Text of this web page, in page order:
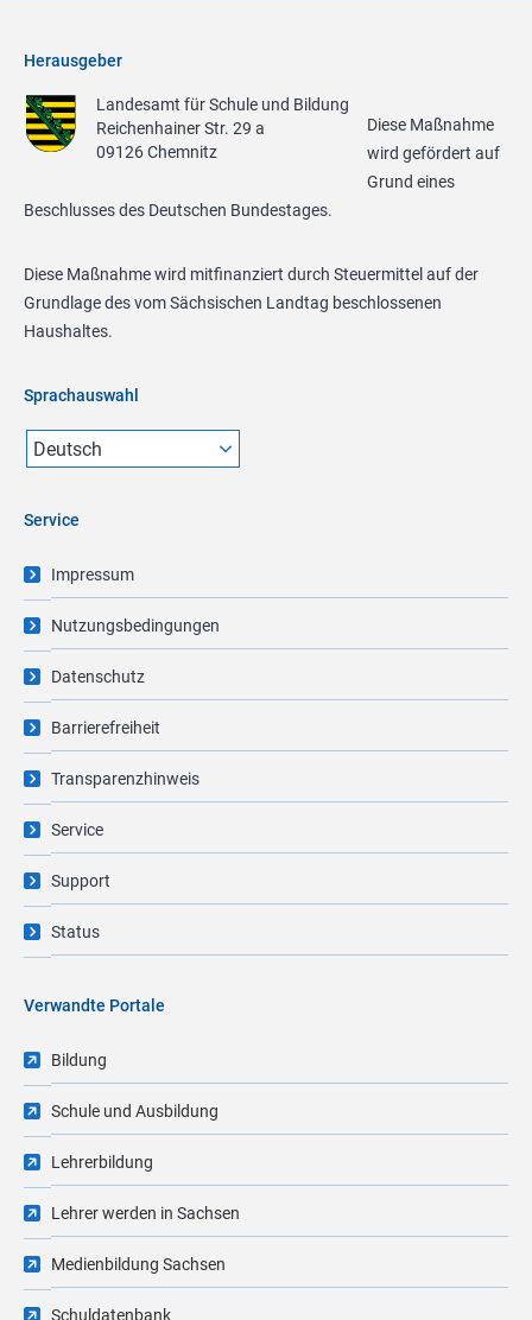
Herausgeber
Landesamt für Schule und Bildung
Reichenhainer Str. 29 a
09126 Chemnitz
Diese Maßnahme
wird gefördert auf
Grund eines
Beschlusses des Deutschen Bundestages.
Diese Maßnahme wird mitfinanziert durch Steuermittel auf der
Grundlage des vom Sächsischen Landtag beschlossenen
Haushaltes.
Sprachauswahl
Service
Impressum
Nutzungsbedingungen
Datenschutz
Barrierefreiheit
Transparenzhinweis
Service
Support
Status
Verwandte Portale
Bildung
Schule und Ausbildung
Lehrerbildung
Lehrer werden in Sachsen
Medienbildung Sachsen
Schuldatenbank